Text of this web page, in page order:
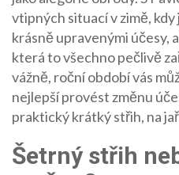
vtipných situací v zimě,
krásně upravenými účesy,
která to všechno pečlivě
vážně, roční období vás
nejlepší provést změnu
praktický krátký střih, na
Šetrný střih